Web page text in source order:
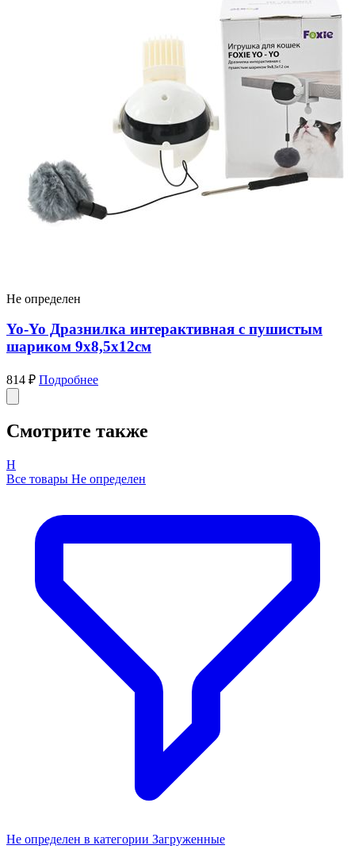
Не определен
Yo-Yo Дразнилка интерактивная с пушистым
шариком 9х8,5х12см
814 ₽ Подробнее
Смотрите также
Н
Все товары Не определен
Не определен в категории Загруженные